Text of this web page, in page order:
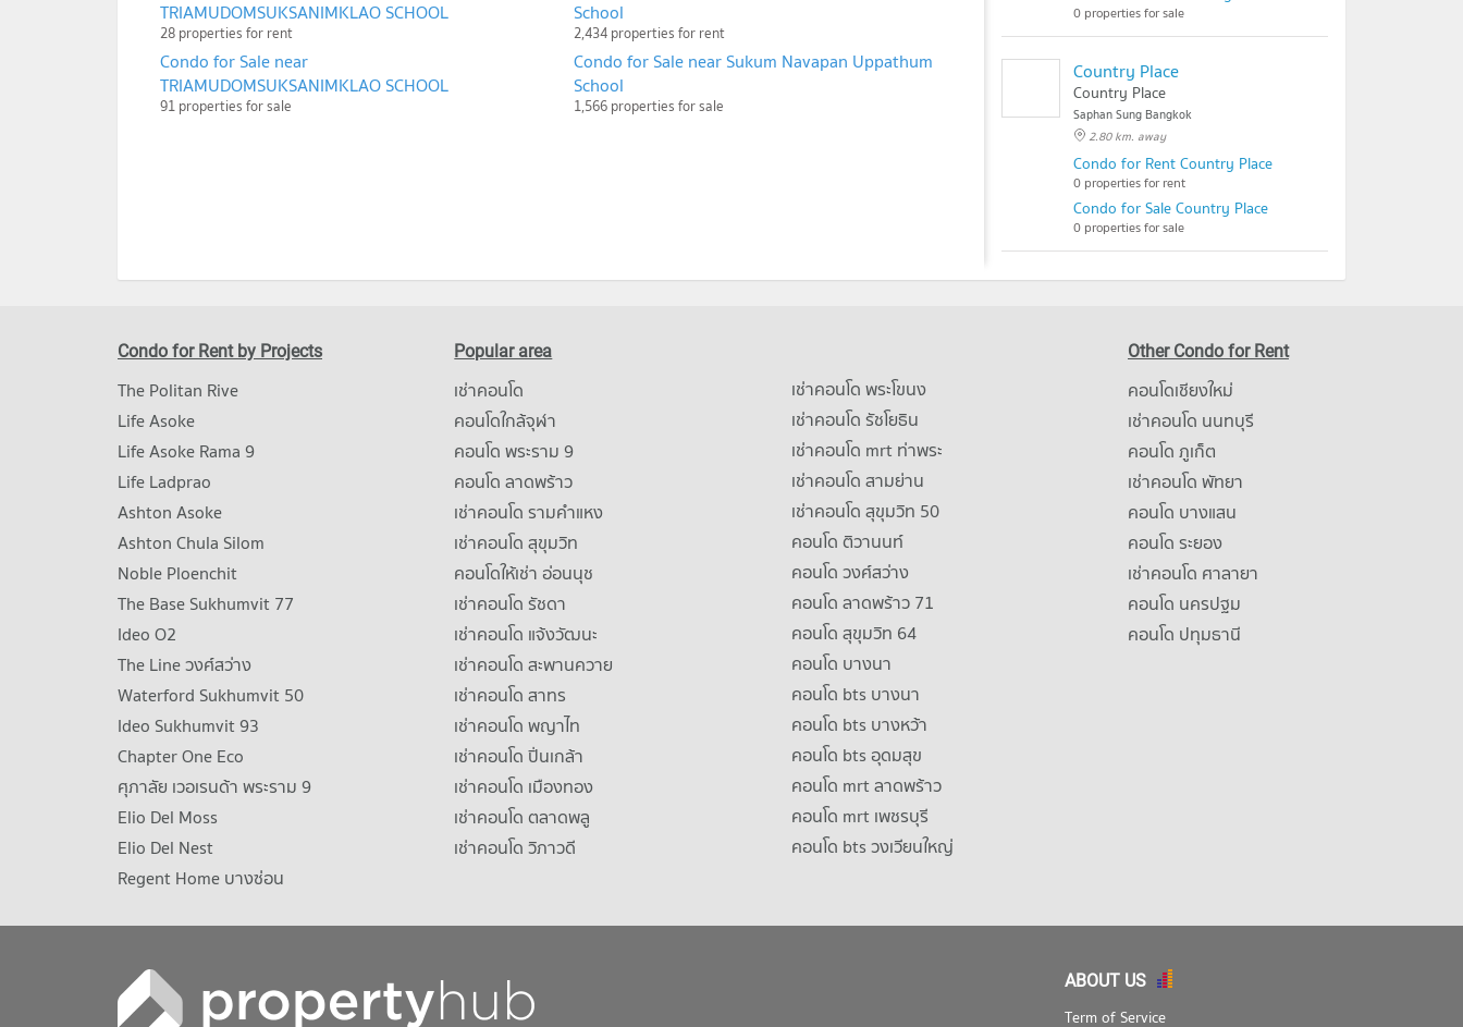
TRIAMUDOMSUKSANIMKLAO SCHOOL
28 properties for rent
Condo for Sale near
TRIAMUDOMSUKSANIMKLAO SCHOOL
91 properties for sale
School
2,434 properties for rent
Condo for Sale near Sukum Navapan Uppathum
School
1,566 properties for sale
0 properties for sale
Country Place
Country Place
Saphan Sung Bangkok
2.80 km. away
Condo for Rent Country Place
0 properties for rent
Condo for Sale Country Place
0 properties for sale
Condo for Rent by Projects
The Politan Rive
Life Asoke
Life Asoke Rama 9
Life Ladprao
Ashton Asoke
Ashton Chula Silom
Noble Ploenchit
The Base Sukhumvit 77
Ideo O2
The Line วงศ์สว่าง
Waterford Sukhumvit 50
Ideo Sukhumvit 93
Chapter One Eco
ศุภาลัย เวอเรนด้า พระราม 9
Elio Del Moss
Elio Del Nest
Regent Home บางซ่อน
Popular area
เช่าคอนโด
คอนโดใกล้จุฬา
คอนโด พระราม 9
คอนโด ลาดพร้าว
เช่าคอนโด รามคําแหง
เช่าคอนโด สุขุมวิท
คอนโดให้เช่า อ่อนนุช
เช่าคอนโด รัชดา
เช่าคอนโด แจ้งวัฒนะ
เช่าคอนโด สะพานควาย
เช่าคอนโด สาทร
เช่าคอนโด พญาไท
เช่าคอนโด ปิ่นเกล้า
เช่าคอนโด เมืองทอง
เช่าคอนโด ตลาดพลู
เช่าคอนโด วิภาวดี
เช่าคอนโด พระโขนง
เช่าคอนโด รัชโยธิน
เช่าคอนโด mrt ท่าพระ
เช่าคอนโด สามย่าน
เช่าคอนโด สุขุมวิท 50
คอนโด ติวานนท์
คอนโด วงศ์สว่าง
คอนโด ลาดพร้าว 71
คอนโด สุขุมวิท 64
คอนโด บางนา
คอนโด bts บางนา
คอนโด bts บางหว้า
คอนโด bts อุดมสุข
คอนโด mrt ลาดพร้าว
คอนโด mrt เพชรบุรี
คอนโด bts วงเวียนใหญ่
Other Condo for Rent
คอนโดเชียงใหม่
เช่าคอนโด นนทบุรี
คอนโด ภูเก็ต
เช่าคอนโด พัทยา
คอนโด บางแสน
คอนโด ระยอง
เช่าคอนโด ศาลายา
คอนโด นครปฐม
คอนโด ปทุมธานี
ABOUT US
Term of Service